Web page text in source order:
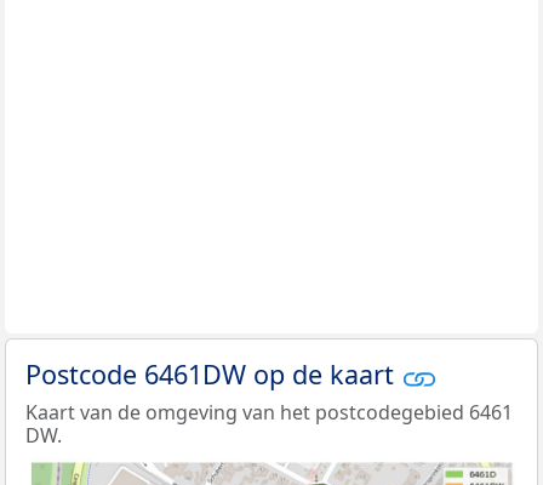
Postcode 6461DW op de kaart
Kaart van de omgeving van het postcodegebied 6461
DW.